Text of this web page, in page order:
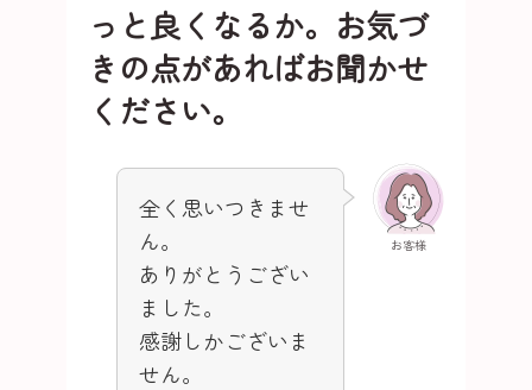
っと良くなるか。お気づ
きの点があればお聞かせ
ください。
お客様
全く思いつきませ
ん。
ありがとうござい
ました。
感謝しかございま
せん。